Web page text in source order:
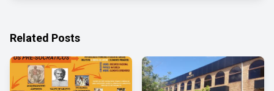
Related Posts